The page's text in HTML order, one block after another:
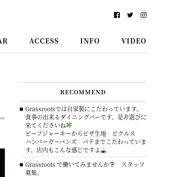
ACCESS INFO VIDEO
RECOMMEND
Grassrootsでは自家製にこだわっています。
食事の出来るダイニングバーです。是非遊びに
来てくださいね
ビーフジャーキーからピザ生地 ピクルス
ハンバーガーバンズ パテまでこだわっていま
す。店内もこんな感じですよ
Grassroots で働いてみませんか
スタッフ
募集。